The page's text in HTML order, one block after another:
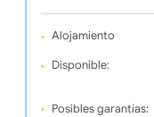
Alojamiento
Disponible:
Posibles garantías: